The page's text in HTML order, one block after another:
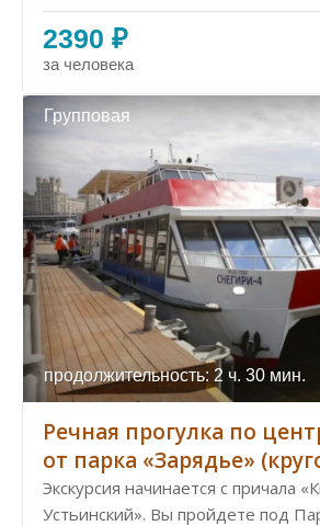
2390 ₽
за человека
Групповая
продолжительность: 2 ч. 30 мин.
Речная прогулка по
от парка «Зарядье»
Экскурсия начинается с причала
Устьинский». Вы пройдете под